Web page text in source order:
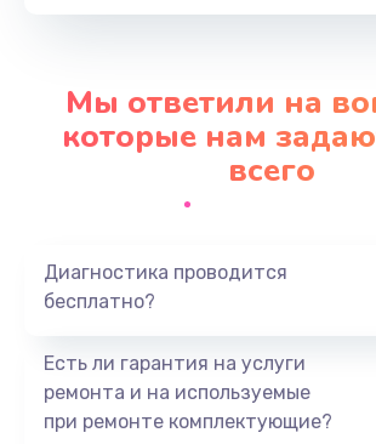
от 550 руб.
Заказать
от 1100 руб.
Заказать
Мы ответили на
которые нам
всего
Диагностика проводится
бесплатно?
Есть ли гарантия на услуги
ремонта и на используемые
при ремонте комплектующие?